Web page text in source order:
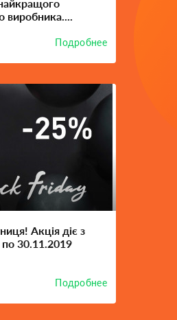
виробника....
Подробнее
Акція діє з
30.11.2019
Подробнее